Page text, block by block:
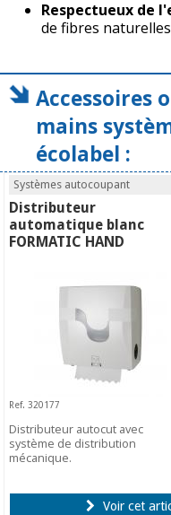
Respectueux de
de fibres
Accessoires
mains
écolabel :
Systèmes autocoupant
Distributeur
automatique blanc
FORMATIC HAND
Ref. 320177
Distributeur autocut avec
système de distribution
mécanique.
Voir cet